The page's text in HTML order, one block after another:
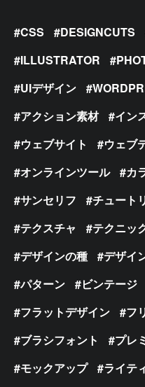
CSS DESIGNCUTS
ILLUSTRATOR
UIデザイン
アクション素材
イン
ウェブサイト
ウェブ
オンラインツール
カ
サンセリフ
チュート
テクスチャ
テクニッ
デザインの種
デザイ
パターン
ビンテージ
フラットデザイン
フ
ブラシフォント
プレ
モックアップ
ライテ